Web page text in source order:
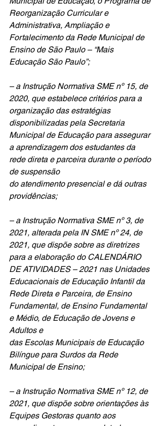
Reorganização Curricular e
Administrativa, Ampliação e
Fortalecimento da Rede Municipal de
Ensino de São Paulo – “Mais
Educação São Paulo”;
– a Instrução Normativa SME nº 15, de
2020, que estabelece critérios para a
organização das estratégias
disponibilizadas pela Secretaria
Municipal de Educação para assegurar
a aprendizagem dos estudantes da
rede direta e parceira durante o período
de suspensão
do atendimento presencial e dá outras
providências;
– a Instrução Normativa SME nº 3, de
2021, alterada pela IN SME nº 24, de
2021, que dispõe sobre as diretrizes
para a elaboração do CALENDÁRIO
DE ATIVIDADES – 2021 nas Unidades
Educacionais de Educação Infantil da
Rede Direta e Parceira, de Ensino
Fundamental, de Ensino Fundamental
e Médio, de Educação de Jovens e
Adultos e
das Escolas Municipais de Educação
Bilíngue para Surdos da Rede
Municipal de Ensino;
– a Instrução Normativa SME nº 12, de
2021, que dispõe sobre orientações às
Equipes Gestoras quanto aos